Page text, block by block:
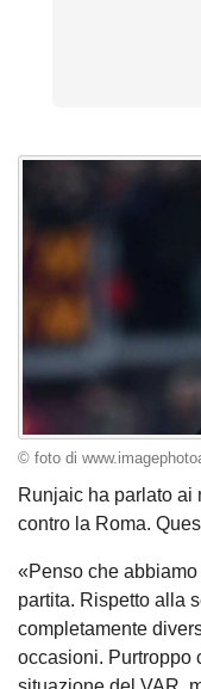
© foto di
Runjaic ha parlato ai
contro la Roma.
«Penso che abbiamo
partita. Rispetto alla
completamente
occasioni. Purtroppo